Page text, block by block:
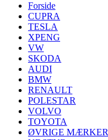
Forside
CUPRA
TESLA
XPENG
VW
SKODA
AUDI
BMW
RENAULT
POLESTAR
VOLVO
TOYOTA
ØVRIGE MÆRKER